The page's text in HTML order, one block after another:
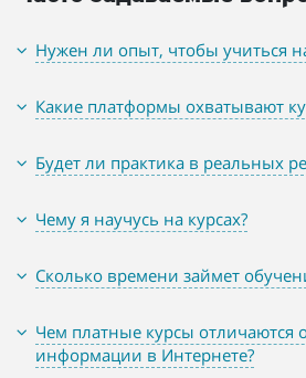
Нужен ли опыт, чтобы учиться
Какие платформы охватывают
Будет ли практика в реальных
Чему я научусь на курсах?
Сколько времени займет
Чем платные курсы отличаются
информации в Интернете?